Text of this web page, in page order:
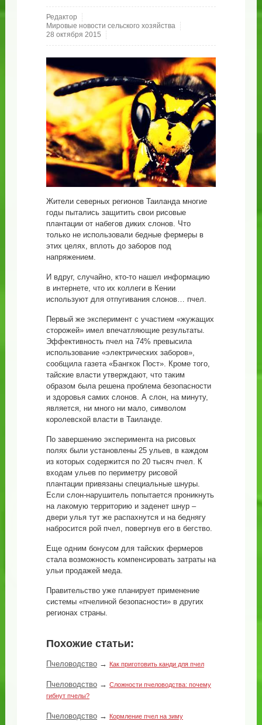
Редактор
Мировые новости сельского хозяйства
28 октября 2015
Жители северных регионов Таиланда многие
годы пытались защитить свои рисовые
плантации от набегов диких слонов. Что
только не использовали бедные фермеры в
этих целях, вплоть до заборов под
напряжением.
И вдруг, случайно, кто-то нашел информацию
в интернете, что их коллеги в Кении
используют для отпугивания слонов… пчел.
Первый же эксперимент с участием «жужащих
сторожей» имел впечатляющие результаты.
Эффективность пчел на 74% превысила
использование «электрических заборов»,
сообщила газета «Бангкок Пост». Кроме того,
тайские власти утверждают, что таким
образом была решена проблема безопасности
и здоровья самих слонов. А слон, на минуту,
является, ни много ни мало, символом
королевской власти в Таиланде.
По завершению эксперимента на рисовых
полях были установлены 25 ульев, в каждом
из которых содержится по 20 тысяч пчел. К
входам ульев по периметру рисовой
плантации привязаны специальные шнуры.
Если слон-нарушитель попытается проникнуть
на лакомую территорию и заденет шнур –
двери улья тут же распахнутся и на беднягу
набросится рой пчел, повергнув его в бегство.
Еще одним бонусом для тайских фермеров
стала возможность компенсировать затраты на
ульи продажей меда.
Правительство уже планирует применение
системы «пчелиной безопасности» в других
регионах страны.
Похожие статьи:
Пчеловодство→ Как приготовить канди для пчел
Пчеловодство→ Сложности пчеловодства: почему
гибнут пчелы?
Пчеловодство→ Кормление пчел на зиму